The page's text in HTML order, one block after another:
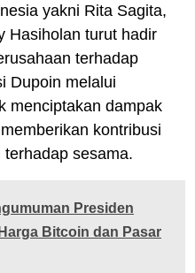
yakni Rita Sagita,
Hasiholan turut hadir
terhadap
Dupoin melalui
menciptakan dampak
kontribusi
sesama.
Presiden
Bitcoin dan Pasar